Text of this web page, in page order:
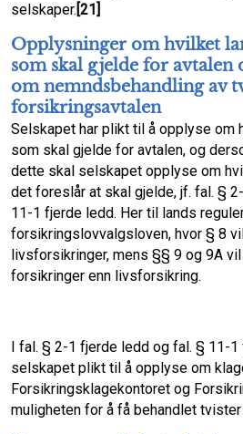
selskaper. [21]
Opplysninger om hvilket
som skal gjelde for avtalen
om nemndsbehandling av
forsikringsavtalen
Selskapet har plikt til å opplyse om
som skal gjelde for avtalen, og
dette skal selskapet opplyse om
det foreslår at skal gjelde, jf. fal. §
11-1 fjerde ledd. Her til lands
forsikringslovvalgsloven, hvor § 8
livsforsikringer, mens §§ 9 og 9A
forsikringer enn livsforsikring.
I fal. § 2-1 fjerde ledd og fal. § 11-1
selskapet plikt til å opplyse om
Forsikringsklagekontoret og
muligheten for å få behandlet